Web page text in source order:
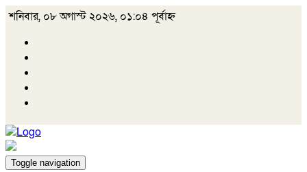
শনিবার, ০৮ অগাস্ট ২০২৬, ০১:০৪ পূর্বাহ্ন
Toggle navigation